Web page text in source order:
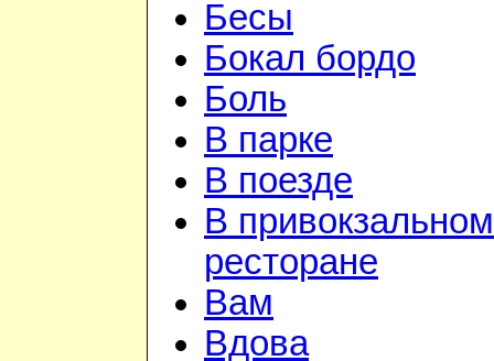
Бесы
Бокал бордо
Боль
В парке
В поезде
В привокзальном
ресторане
Вам
Вдова